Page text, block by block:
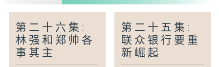
第二十六集:
林强和郑帅各
事其主
第二十五集:
联众银行要重
新崛起